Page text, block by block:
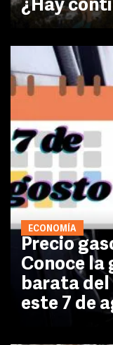
¿Hay
ECONOMÍA
Precio
Conoce la
barata
este 7 de